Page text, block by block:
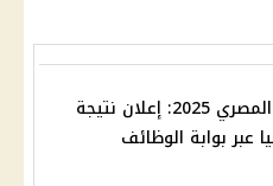
وظائف البريد المصري 2025: إعلان نتيجة
عبر بوابة الوظائف